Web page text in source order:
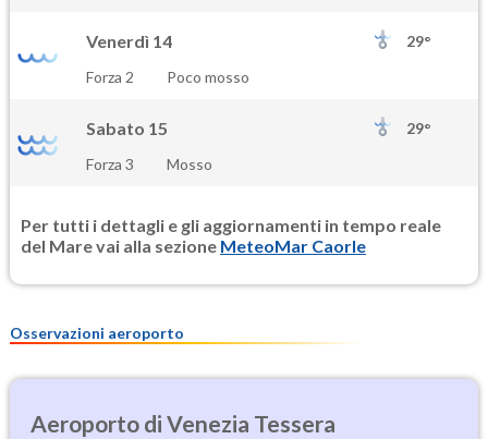
Venerdì 14
29°
Forza 2
Poco mosso
Sabato 15
29°
Forza 3
Mosso
Per tutti i dettagli e gli aggiornamenti in tempo reale
del Mare vai alla sezione MeteoMar Caorle
Osservazioni aeroporto
Venezia Tessera